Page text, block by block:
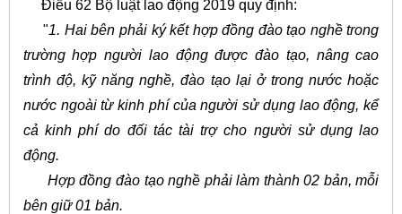
Điều 62 Bộ luật lao động 2019 quy định:
"1. Hai bên phải ký kết hợp đồng đào tạo nghề trong
trường hợp người lao động được đào tạo, nâng cao
trình độ, kỹ năng nghề, đào tạo lại ở trong nước hoặc
nước ngoài từ kinh phí của người sử dụng lao động, kể
cả kinh phí do đối tác tài trợ cho người sử dụng lao
động.
Hợp đồng đào tạo nghề phải làm thành 02 bản, mỗi
bên giữ 01 bản.